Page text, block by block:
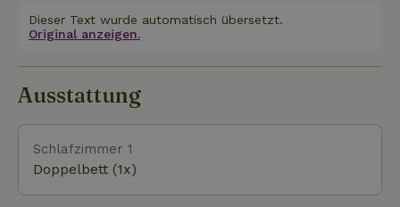
Natürlich kannst du dich tagsüber und abends mit
einem Getränk und einem Snack entspannen.
Autominuten bist du in der gemütlichen Kleinstadt
Luzy, wo du alle notwendigen Geschäfte findest. Es
gibt auch viele organisierte Veranstaltungen wie die
Fête d'Accordeon und den Brocante-Markt. In der
Region kannst du viel wandern und radeln und die
schönen Seen und Aussichtspunkte sind ebenfalls
ein Muss!
Dieser Text wurde automatisch übersetzt.
Original anzeigen.
Ausstattung
Schlafzimmer 1
Doppelbett (1x)